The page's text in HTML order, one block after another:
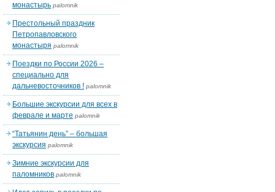
монастырь palomnik
Престольный праздник
Петропавловского
монастыря palomnik
Поездки по России 2026 –
специально для
дальневосточников ! palomnik
Большие экскурсии для всех в
феврале и марте palomnik
“Татьянин день” – большая
экскурсия palomnik
Зимние экскурсии для
паломников palomnik